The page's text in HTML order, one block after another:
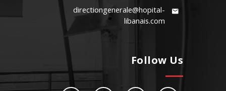
directiongenerale@hopital-
libanais.com
Follow Us